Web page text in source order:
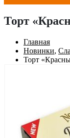
Торт
Главная
Новинки,
Торт